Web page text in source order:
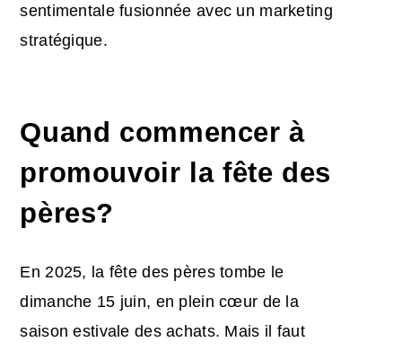
sentimentale fusionnée avec un marketing
stratégique.
Quand commencer à
promouvoir la fête des
pères?
En 2025, la fête des pères tombe le
dimanche 15 juin, en plein cœur de la
saison estivale des achats. Mais il faut